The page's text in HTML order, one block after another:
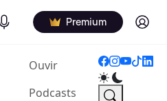
Podcasts Premium Log in
Ouvir(current)
Podcasts